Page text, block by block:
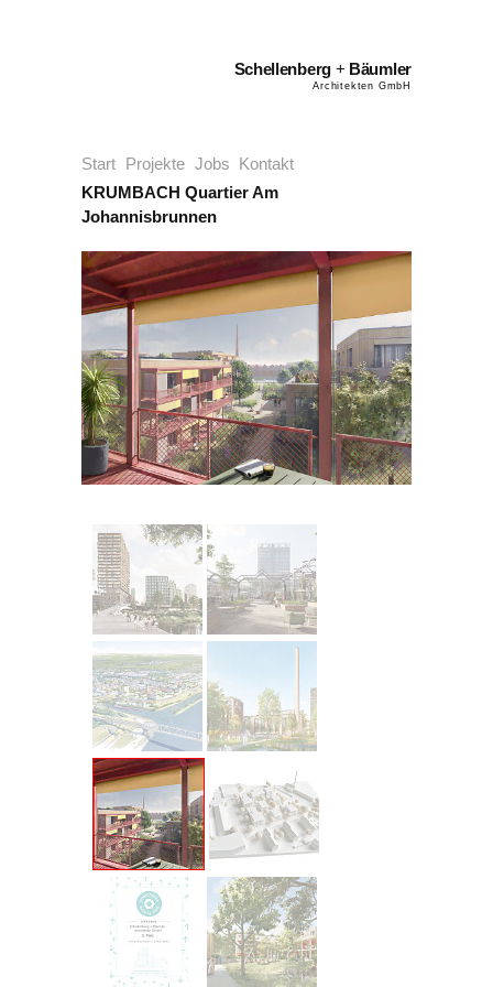
Schellenberg + Bäumler
Architekten GmbH
Start Projekte Jobs
Kontakt
KRUMBACH Quartier Am
Johannisbrunnen